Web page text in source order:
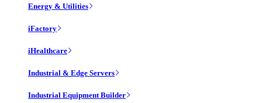
Energy & Utilities
iFactory
iHealthcare
Industrial & Edge Servers
Industrial Equipment Builder